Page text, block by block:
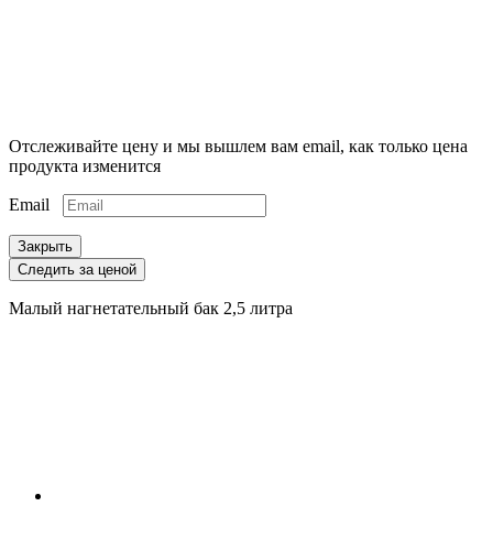
Отслеживайте цену и мы вышлем вам email, как только цена
продукта изменится
Email
Закрыть
Следить за ценой
Малый нагнетательный бак 2,5 литра